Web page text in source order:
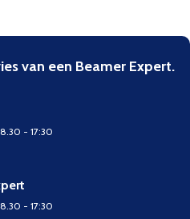
van een Beamer Expert.
- 17:30
- 17:30